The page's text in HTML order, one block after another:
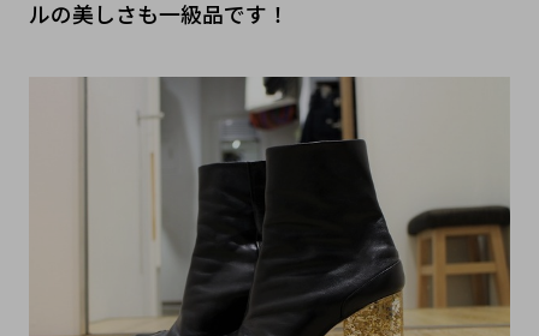
ルの美しさも一級品です！